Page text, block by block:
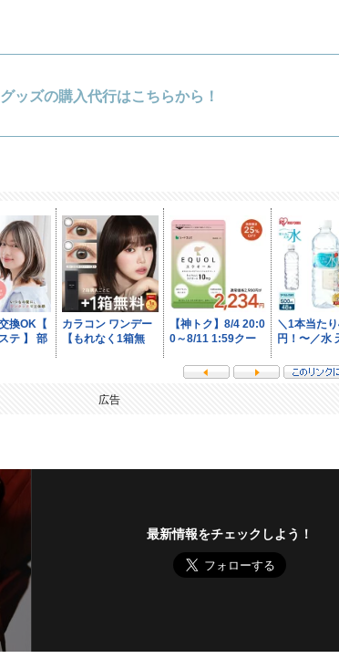
グッズの購入代行はこちらから！
広告
最新情報をチェックしよう！